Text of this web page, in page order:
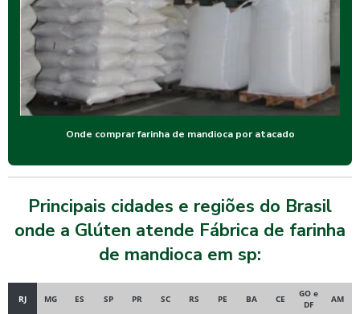
Onde comprar farinha de mandioca por atacado
Principais cidades e regiões do Brasil
onde a Glúten atende Fábrica de farinha
de mandioca em sp:
RJ MG ES SP PR SC RS PE BA CE
GO e
DF
AM